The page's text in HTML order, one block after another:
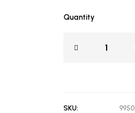
Quantity
SKU: